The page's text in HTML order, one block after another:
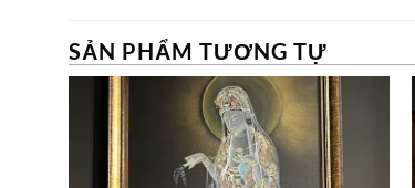
SẢN PHẨM TƯƠNG TỰ